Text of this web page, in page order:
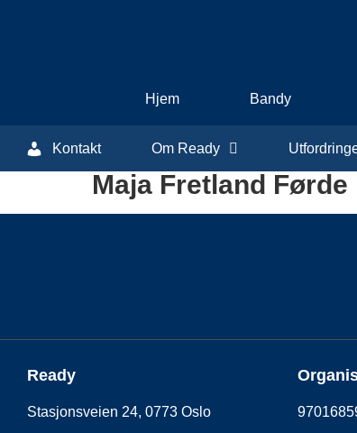
Hjem Bandy
Kontakt Om Ready
Maja Fretland Førde
Ready
Stasjonsveien 24, 0773 Oslo